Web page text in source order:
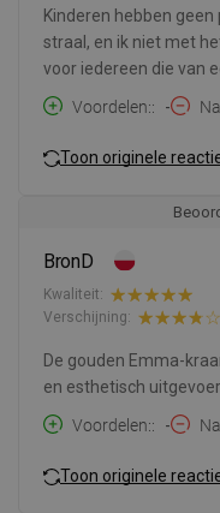
Kinderen hebben
straal, en ik niet met
voor iedereen die van
Voordelen:
-
Toon originele
BronD
Kwaliteit:
Verschijning:
De gouden Emma-
en esthetisch
Voordelen:
-
Toon originele